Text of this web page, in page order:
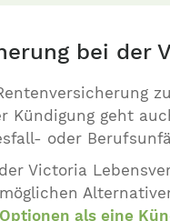
bei der
geht
oder
Victoria
als eine